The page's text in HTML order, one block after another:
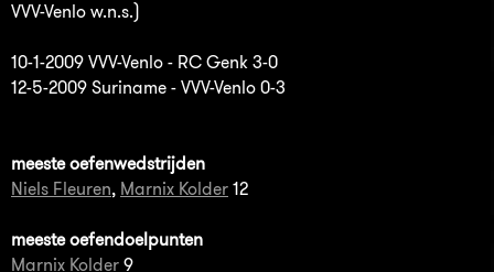
VVV-Venlo w.n.s.)
10-1-2009 VVV-Venlo - RC Genk 3-0
12-5-2009 Suriname - VVV-Venlo 0-3
meeste oefenwedstrijden
Niels Fleuren, Marnix Kolder 12
meeste oefendoelpunten
Marnix Kolder 9